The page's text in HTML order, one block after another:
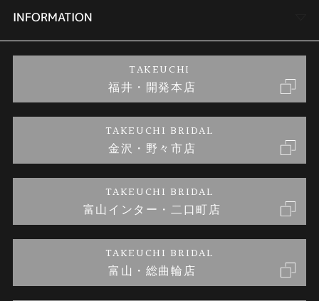
セットリング
婚約ネックレス
金・プラチナのお取引
商品一覧
ブランドリスト
金澤指輪工房｜手作りペアリング
金澤指輪工房｜手作り結婚指輪 and 婚約指輪
金澤指輪工房｜手作り婚約指輪プロポーズプラン
会社概要
お客様の声
INFORMATION
プライバシーポリシー
TAKEUCHI
福井・開発本店
TAKEUCHI BRIDAL
金沢・野々市店
TAKEUCHI BRIDAL
富山インター・二口町店
TAKEUCHI BRIDAL
富山・総曲輪店